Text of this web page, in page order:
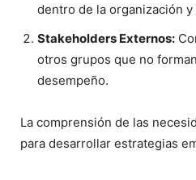
dentro de la organización
Stakeholders Externos:
otros grupos que no
desempeño.
La comprensión de las
para desarrollar estrategias